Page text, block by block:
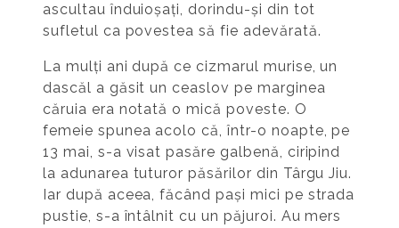
ascultau înduioșați, dorindu-și din tot
sufletul ca povestea să fie adevărată.
La mulți ani după ce cizmarul murise, un
dascăl a găsit un ceaslov pe marginea
căruia era notată o mică poveste. O
femeie spunea acolo că, într-o noapte, pe
13 mai, s-a visat pasăre galbenă, ciripind
la adunarea tuturor păsărilor din Târgu Jiu.
Iar după aceea, făcând pași mici pe strada
pustie, s-a întâlnit cu un păjuroi. Au mers